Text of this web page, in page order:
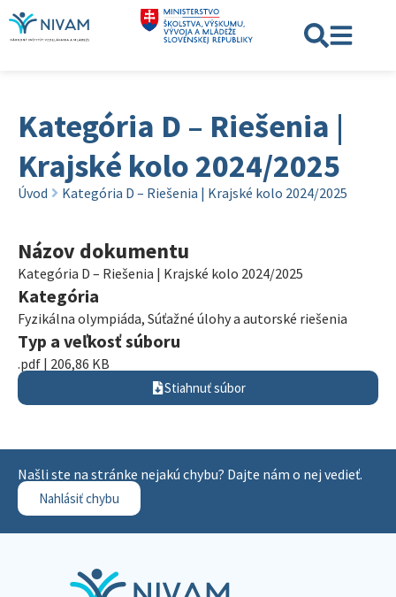
Kategória D – Riešenia |
Krajské kolo 2024/2025
Úvod Kategória D – Riešenia | Krajské kolo 2024/2025
Názov dokumentu
Kategória D – Riešenia | Krajské kolo 2024/2025
Kategória
Fyzikálna olympiáda, Súťažné úlohy a autorské riešenia
Typ a veľkosť súboru
.pdf | 206,86 KB
Stiahnuť súbor
Našli ste na stránke nejakú chybu? Dajte nám o nej vedieť.
Nahlásiť chybu